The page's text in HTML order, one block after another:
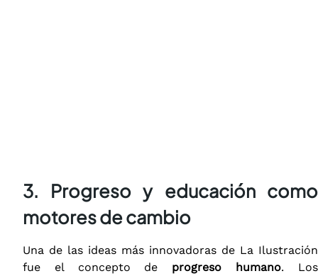
3. Progreso y educación como
motores de cambio
Una de las ideas más innovadoras de La Ilustración
fue el concepto de progreso humano. Los